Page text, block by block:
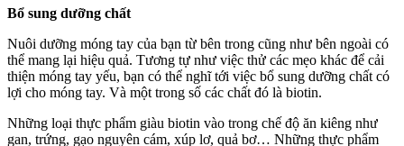
Bổ sung dưỡng chất
Nuôi dưỡng móng tay của bạn từ bên trong cũng như bên ngoài có
thể mang lại hiệu quả. Tương tự như việc thử các mẹo khác để cải
thiện móng tay yếu, bạn có thể nghĩ tới việc bổ sung dưỡng chất có
lợi cho móng tay. Và một trong số các chất đó là biotin.
Những loại thực phẩm giàu biotin vào trong chế độ ăn kiêng như
gan, trứng, gạo nguyên cám, xúp lơ, quả bơ… Những thực phẩm